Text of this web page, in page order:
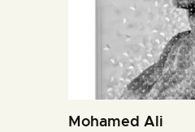
Mohamed Ali